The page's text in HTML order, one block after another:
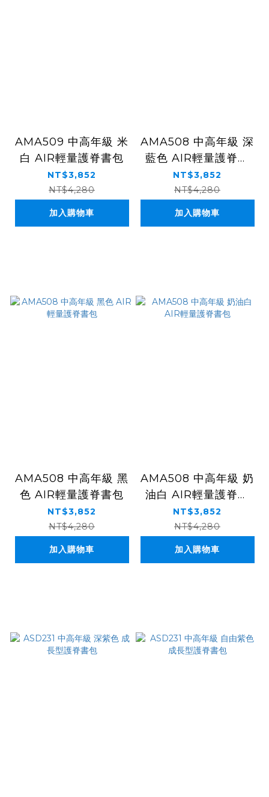
AMA509 中高年級 米
白 AIR輕量護脊書包
NT$3,852
NT$4,280
加入購物車
AMA508 中高年級 深
藍色 AIR輕量護脊書
包
NT$3,852
NT$4,280
加入購物車
AMA508 中高年級 黑
色 AIR輕量護脊書包
NT$3,852
NT$4,280
加入購物車
AMA508 中高年級 奶
油白 AIR輕量護脊書
包
NT$3,852
NT$4,280
加入購物車